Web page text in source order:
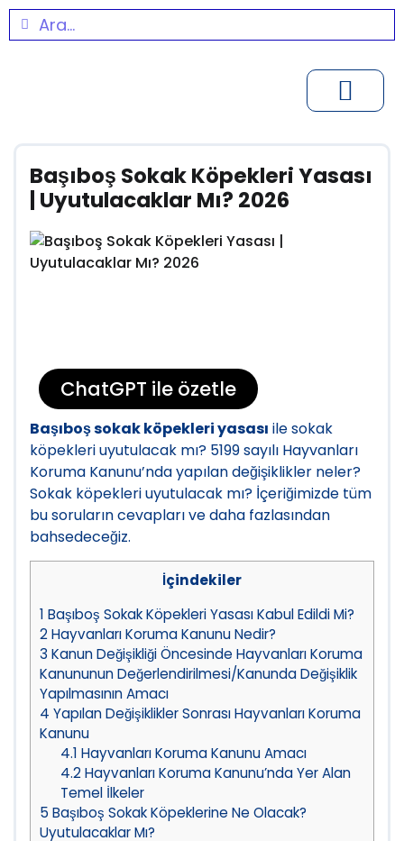
Başıboş Sokak Köpekleri Yasası
| Uyutulacaklar Mı? 2026
ChatGPT ile özetle
Başıboş sokak köpekleri yasası ile sokak
köpekleri uyutulacak mı? 5199 sayılı Hayvanları
Koruma Kanunu’nda yapılan değişiklikler neler?
Sokak köpekleri uyutulacak mı? İçeriğimizde tüm
bu soruların cevapları ve daha fazlasından
bahsedeceğiz.
İçindekiler
1 Başıboş Sokak Köpekleri Yasası Kabul Edildi Mi?
2Hayvanları Koruma Kanunu Nedir?
3 Kanun Değişikliği Öncesinde Hayvanları Koruma
Kanununun Değerlendirilmesi/Kanunda Değişiklik
Yapılmasının Amacı
4 Yapılan Değişiklikler Sonrası Hayvanları Koruma
Kanunu
4.1 Hayvanları Koruma Kanunu Amacı
4.2Hayvanları Koruma Kanunu’nda Yer Alan
Temel İlkeler
5 Başıboş Sokak Köpeklerine Ne Olacak?
Uyutulacaklar Mı?